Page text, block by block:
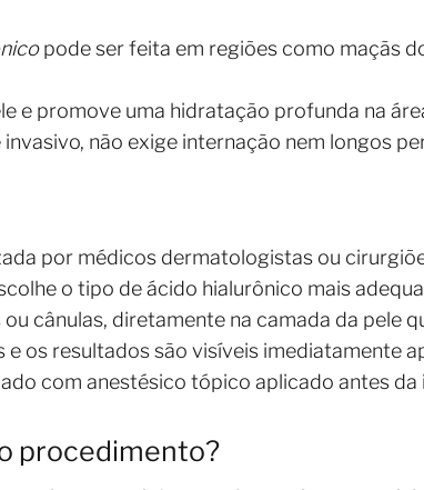
pode ser feita em regiões como maçãs
e promove uma hidratação profunda na
não exige internação nem longos
por médicos dermatologistas ou
o tipo de ácido hialurônico mais
cânulas, diretamente na camada da pele
os resultados são visíveis imediatamente
com anestésico tópico aplicado antes da
procedimento?